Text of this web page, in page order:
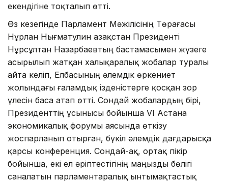
екендігіне тоқталып өтті.
Өз кезегінде Парламент Мәжілісінің Төрағасы
Нұрлан Нығматулин Қазақстан Президенті
Нұрсұлтан Назарбаевтың бастамасымен жүзеге
асырылып жатқан халықаралық жобалар туралы
айта келіп, Елбасының әлемдік өркениет
жолындағы ғаламдық ізденістерге қосқан зор
үлесін баса атап өтті. Сондай жобалардың бірі,
Президенттің ұсынысы бойынша VI Астана
экономикалық форумы аясында өткізу
жоспарланып отырған, бүкіл әлемдік дағдарысқа
қарсы конференция. Сондай-ақ, ортақ пікір
бойынша, екі ел әріптестігінің маңызды бөлігі
саналатын парламентаралық ынтымақтастық